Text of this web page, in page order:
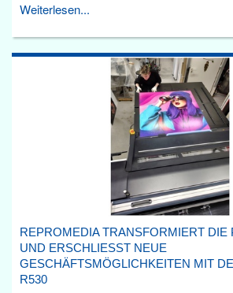
Weiterlesen...
REPROMEDIA TRANSFORMIERT DIE
UND ERSCHLIESST NEUE G
ESCHÄFTSMÖGLICHKEITEN MIT
530